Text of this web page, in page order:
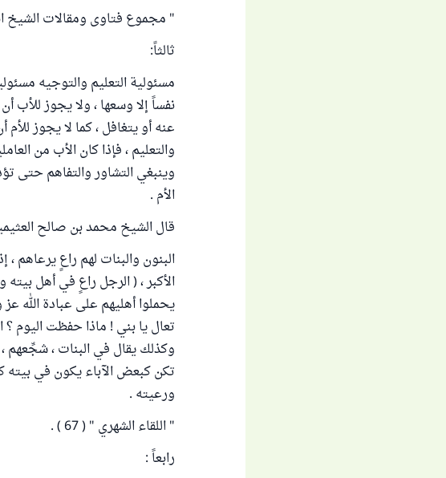
" مجموع فتاوى ومقالات الشيخ ابن باز
ثالثاً:
مسئولية التعليم والتوجيه
نفساً إلا وسعها ، ولا يجوز
عنه أو يتغافل ، كما لا يجوز
والتعليم ، فإذا كان الأب من
وينبغي التشاور والتفاهم حتى
الأم .
قال الشيخ محمد بن صالح
البنون والبنات لهم راعٍ يرعاهم
الأكبر ، ( الرجل راعٍ في أهل
يحملوا أهليهم على عبادة الله
تعال يا بني ! ماذا حفظت اليوم
وكذلك يقال في البنات ، شجِّعهم ،
تكن كبعض الآباء يكون في بيته
ورعيته .
" اللقاء الشهري " ( 67 ) .
رابعاً :